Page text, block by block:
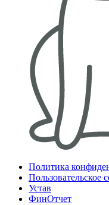
Политика
Пользовательское
Устав
ФинОтчет